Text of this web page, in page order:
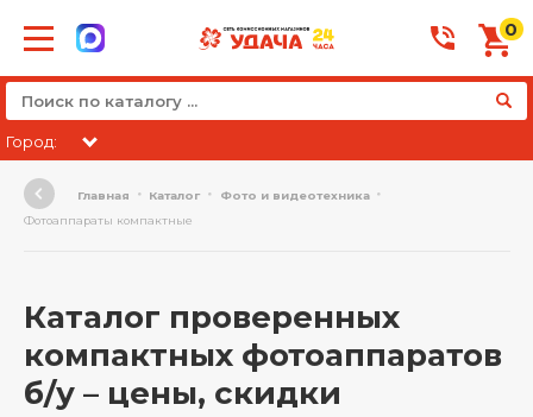
0
Город:
Главная Каталог
Фото и видеотехника
Фотоаппараты компактные
Каталог проверенных
компактных фотоаппаратов
б/у – цены, скидки